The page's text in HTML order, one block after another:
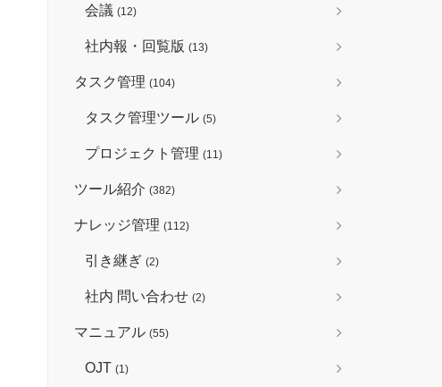
会議 (12)
社内報・回覧版 (13)
タスク管理 (104)
タスク管理ツール (5)
プロジェクト管理 (11)
ツール紹介 (382)
ナレッジ管理 (112)
引き継ぎ (2)
社内 問い合わせ (2)
マニュアル (55)
OJT (1)